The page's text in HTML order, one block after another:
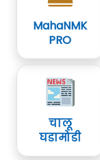
वेबसाईट
MahaNMK
PRO
चालू
घडामोडी